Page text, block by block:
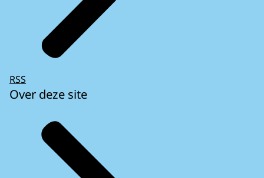
RSS
Over deze site